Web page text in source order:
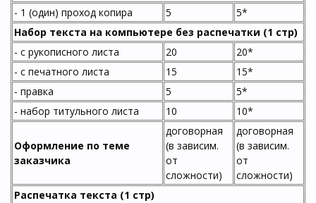
- 1 (один) проход копира
5
5*
Набор текста на компьютере без распечатки (1 стр)
- с рукописного листа
20
20*
- с печатного листа
15
15*
- правка
5
5*
- набор титульного листа
10 10*
Оформление по теме
заказчика
договорная
(в зависим.
от
сложности)
договорная
(в зависим.
от
сложности)
Распечатка текста (1 стр)